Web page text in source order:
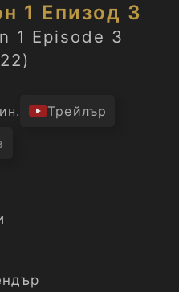
А
C
1 Епизод 3
1 Episode 3
Трейлър